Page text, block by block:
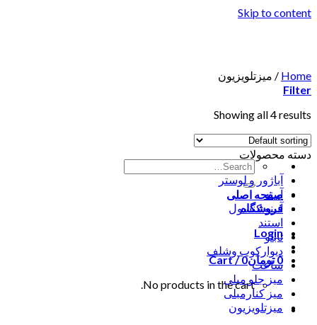
Skip to content
صفحه اصلی
فروشگاه
Login
Cart / تومان0
0
No products in the cart.
Home
/ میزتلویزیون
Filter
Showing all 4 results
دسته محصولات
آباژور و لوستر
آیینه
آیینه کنسول
استند
تابلو
دیوارکوب وشلف
ساعت
میز جلو مبلی
میز کنارمبلی
میزتلویزیون